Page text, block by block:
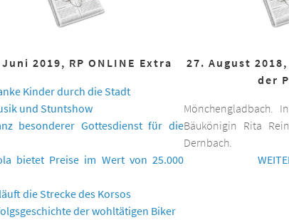
2019, RP ONLINE Extra
Kinder durch die Stadt
und Stuntshow
besonderer Gottesdienst für die
bietet Preise im Wert von 25.000
die Strecke des Korsos
der wohltätigen Biker
27. August
der
Mönchengladbach.
Bäukönigin Rita
Dernbach.